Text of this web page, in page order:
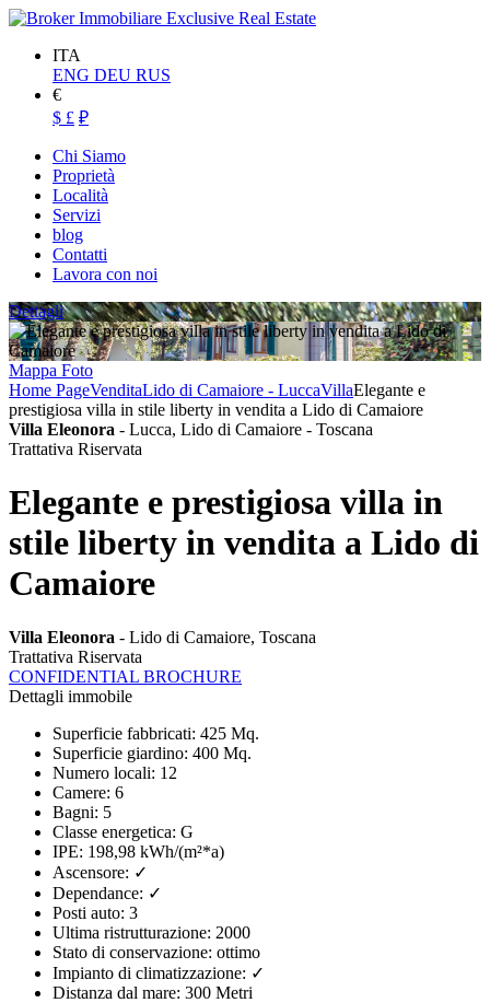
ITA
ENG DEU RUS
€
$ £ ₽
Chi Siamo
Proprietà
Località
Servizi
blog
Contatti
Lavora con noi
Dettagli
Mappa Foto
Home PageVenditaLido di Camaiore - LuccaVillaElegante e
prestigiosa villa in stile liberty in vendita a Lido di Camaiore
Villa Eleonora - Lucca, Lido di Camaiore - Toscana
Trattativa Riservata
Elegante e prestigiosa villa in
stile liberty in vendita a Lido di
Camaiore
Villa Eleonora - Lido di Camaiore, Toscana
Trattativa Riservata
CONFIDENTIAL BROCHURE
Dettagli immobile
Superficie fabbricati: 425 Mq.
Superficie giardino: 400 Mq.
Numero locali: 12
Camere: 6
Bagni: 5
Classe energetica: G
IPE: 198,98 kWh/(m²*a)
Ascensore: ✓
Dependance: ✓
Posti auto: 3
Ultima ristrutturazione: 2000
Stato di conservazione: ottimo
Impianto di climatizzazione: ✓
Distanza dal mare: 300 Metri